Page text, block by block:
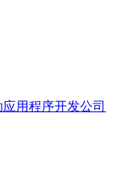
用程序开发公司